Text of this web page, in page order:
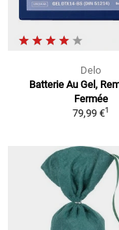
Delo
Batterie Au Gel,
Fermée
79,99 €1